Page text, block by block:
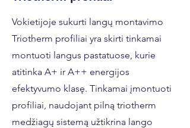
Vokietijoje sukurti langų montavimo
Triotherm profiliai yra skirti tinkamai
montuoti langus pastatuose, kurie
atitinka A+ ir A++ energijos
efektyvumo klasę. Tinkamai įmontuoti
profiliai, naudojant pilną triotherm
medžiagų sistemą užtikrina lango